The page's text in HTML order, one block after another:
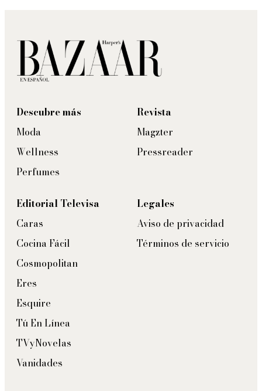
Descubre más
Moda
Wellness
Perfumes
Revista
Magzter
Pressreader
Editorial Televisa
Caras
Cocina Fácil
Cosmopolitan
Eres
Esquire
Tú En Línea
TVyNovelas
Vanidades
Legales
Aviso de privacidad
Términos de servicio